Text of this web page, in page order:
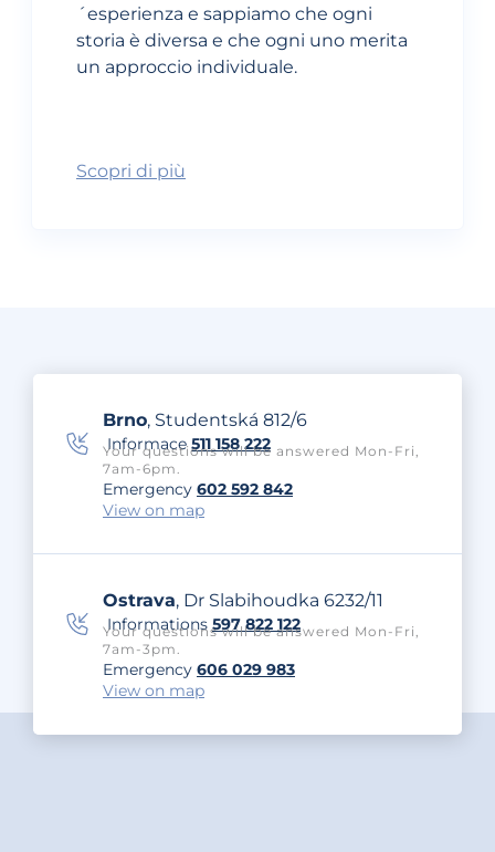
´esperienza e sappiamo che ogni
storia è diversa e che ogni uno merita
un approccio individuale.
Scopri di più
Brno, Studentská 812/6
Informace511 158 222
Your questions will be answered Mon-Fri,
7am-6pm.
Emergency 602 592 842
View on map
Ostrava, Dr Slabihoudka 6232/11
Informations 597 822 122
Your questions will be answered Mon-Fri,
7am-3pm.
Emergency 606 029 983
View on map